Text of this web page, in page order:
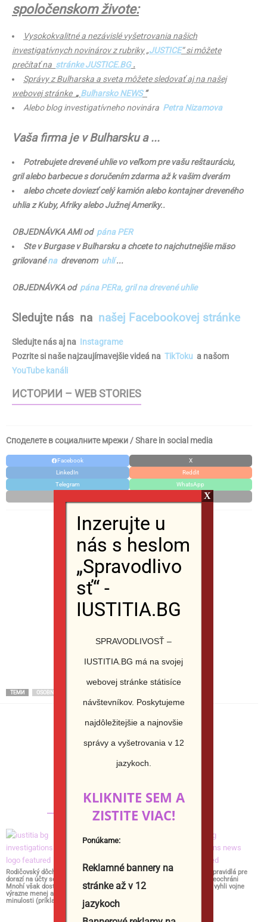
spoločenskom živote:
Vysokokvalitné a nezávislé vyšetrovania našich
investigatívnych novinárov z rubriky „JUSTICE“ si môžete
prečítať na stránke JUSTICE.BG.
Správy z Bulharska a sveta môžete sledovať aj na našej
webovej stránke „ Bulharsko NEWS“
Alebo blog investigatívneho novinára Petra Nizamova
Vaša firma je v Bulharsku a ...
Potrebujete drevené uhlie vo veľkom pre vašu reštauráciu,
gril alebo barbecue s doručením zdarma až k vašim dverám
alebo chcete doviezť celý kamión alebo kontajner dreveného
uhlia z Kuby, Afriky alebo Južnej Ameriky..
OBJEDNÁVKA AMI od pána PER
Ste v Burgase v Bulharsku a chcete to najchutnejšie mäso
grilovanénadrevenom uhlí...
OBJEDNÁVKA od pána PERa, gril na drevené uhlie
Sledujte nás na našej Facebookovej stránke
Sledujte nás aj na Instagrame
Pozrite si naše najzaujímavejšie videá na TikToku a našom
YouTube kanáli
ИСТОРИИ – WEB STORIES
Споделете в социалните мрежи / Share in social media
Facebook
X
LinkedIn
Reddit
Telegram
WhatsApp
ТЕМИ OSOBNOSTI PRE HN
Rodičovský dôchodok
dorazí na účty seniorov.
Mnohí však dostanú
výrazne menej ako v
minulosti (príklad) 2026
Ako kúpiť pozemok od
musí obsahovať kúpna
EÚ sprísňuje pravidlá pre
Ukrajincov. Neochráni
tých, ktorí sa vyhli vojne
Inzerujte u
nás s heslom
„Spravodlivo
sť“ -
IUSTITIA.BG
SPRAVODLIVOSŤ –
IUSTITIA.BG má na svojej
webovej stránke státisíce
návštevníkov. Poskytujeme
najdôležitejšie a najnovšie
správy a vyšetrovania v 12
jazykoch.
KLIKNITE SEM A
ZISTITE VIAC!
Ponúkame:
Reklamné bannery na
stránke až v 12
jazykoch
X